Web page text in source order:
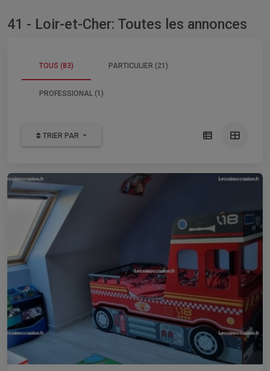
41 - Loir-et-Cher: Toutes les annonces
TOUS (83) PARTICULIER (21)
PROFESSIONAL (1)
TRIER PAR